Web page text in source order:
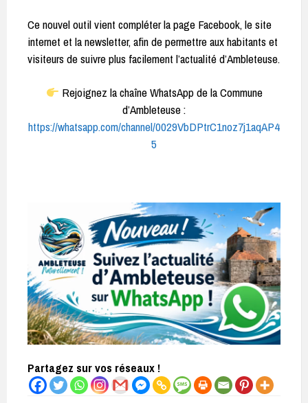
Ce nouvel outil vient compléter la page Facebook, le site
internet et la newsletter, afin de permettre aux habitants et
visiteurs de suivre plus facilement l’actualité d’Ambleteuse.
Rejoignez la chaîne WhatsApp de la Commune
d’Ambleteuse :
https://whatsapp.com/channel/0029VbDPtrC1noz7j1aqAP4
5
Partagez sur vos réseaux !